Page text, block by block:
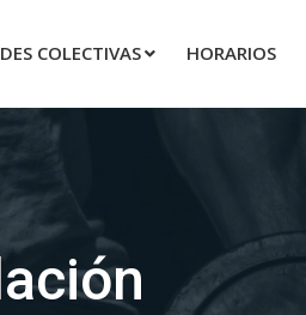
COLECTIVAS HORARIOS